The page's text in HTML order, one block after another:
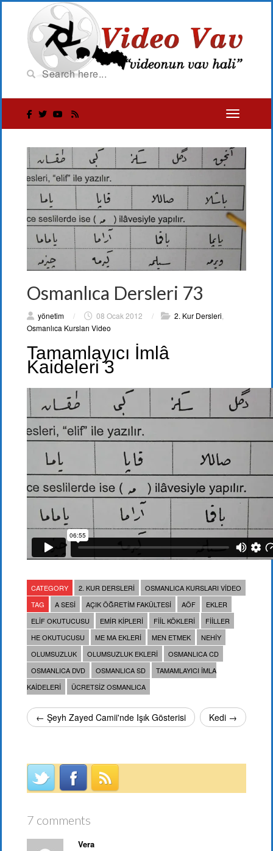
Osmanlıca Dersleri 73
yönetim / 08 Ocak 2012 / 2. Kur Dersleri,
Osmanlıca Kursları Video
Tamamlayıcı İmlâ
Kaideleri 3
CATEGORY 2. KUR DERSLERI
OSMANLICA KURSLARI VIDEO
TAG
A SESI AÇIK ÖĞRETIM FAKÜLTESI AÖF
EKLER
ELIF OKUTUCUSU
EMIR KIPLERI FIIL KÖKLERI
FIILLER
HE OKUTUCUSU
ME MA EKLERI MEN ETMEK
NEHIY
OLUMSUZLUK
OLUMSUZLUK EKLERI
OSMANLICA CD
OSMANLICA DVD
OSMANLICA SD
TAMAMLAYICI IMLA
KAIDELERI
ÜCRETSIZ OSMANLICA
← Şeyh Zayed Camii'nde Işık Gösterisi Kedi →
7 comments
Vera